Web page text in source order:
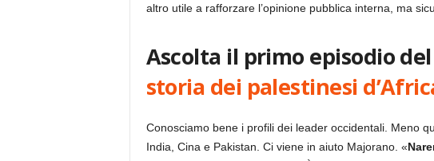
altro utile a rafforzare l’opinione pubblica interna, ma
Ascolta il primo episodio
storia dei palestinesi
Conosciamo bene i profili dei leader occidentali. Meno
India, Cina e Pakistan. Ci viene in aiuto Majorano. «